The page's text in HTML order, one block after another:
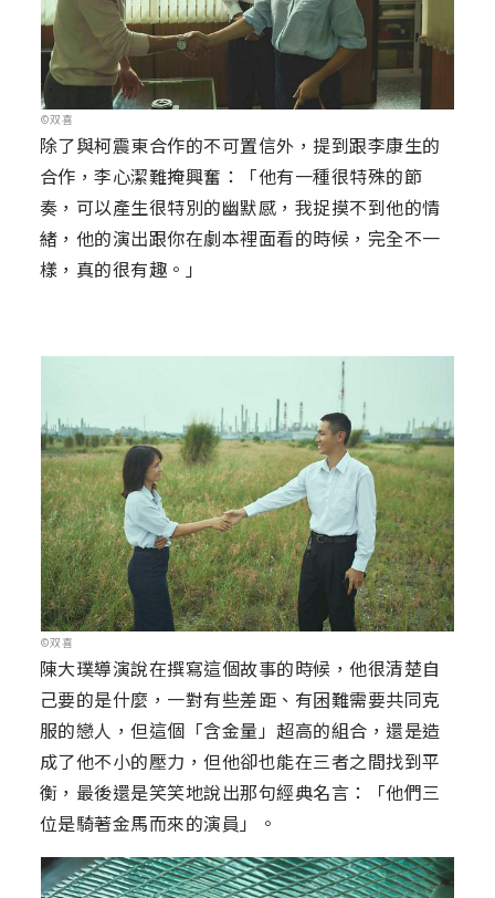
©双喜
除了與柯震東合作的不可置信外，提到跟李康生的
合作，李心潔難掩興奮：「他有一種很特殊的節
奏，可以產生很特別的幽默感，我捉摸不到他的情
緒，他的演出跟你在劇本裡面看的時候，完全不一
樣，真的很有趣。」
©双喜
陳大璞導演說在撰寫這個故事的時候，他很清楚自
己要的是什麼，一對有些差距、有困難需要共同克
服的戀人，但這個「含金量」超高的組合，還是造
成了他不小的壓力，但他卻也能在三者之間找到平
衡，最後還是笑笑地說出那句經典名言：「他們三
位是騎著金馬而來的演員」。